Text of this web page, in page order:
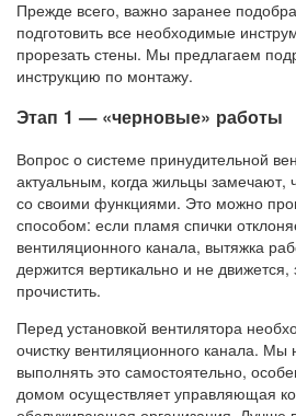
Прежде всего, важно заранее
подготовить все необходимые
прорезать стены. Мы предлагаем
инструкцию по монтажу.
Этап 1 — «черновые» работы
Вопрос о системе принудительной
актуальным, когда жильцы замечают,
со своими функциями. Это можно
способом: если пламя спички
вентиляционного канала, вытяжка
держится вертикально и не движется,
прочистить.
Перед установкой вентилятора
очистку вентиляционного канала.
выполнять это самостоятельно,
домом осуществляет управляющая